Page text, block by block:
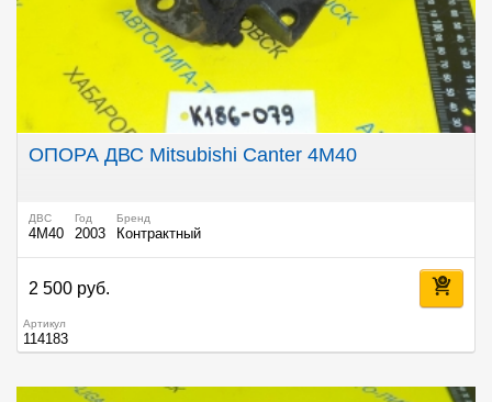
ОПОРА ДВС Mitsubishi Canter 4M40
ДВС
4M40
Год
2003
Бренд
Контрактный
2 500 руб.
Артикул
114183